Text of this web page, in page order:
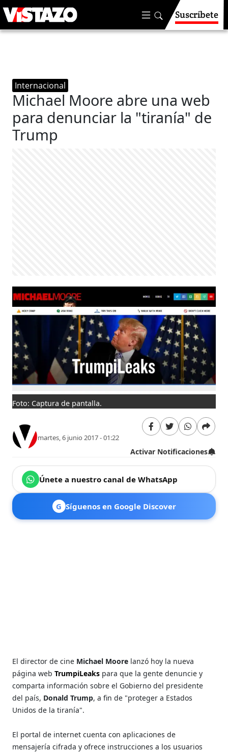
Suscríbete
Internacional
Michael Moore abre una web
para denunciar la "tiranía" de
Trump
Foto: Captura de pantalla.
martes, 6 junio 2017 - 01:22
Activar Notificaciones
Únete a nuestro canal de WhatsApp
G Síguenos en Google Discover
El director de cine Michael Moore lanzó hoy la nueva
página webTrumpiLeaks para que la gente denuncie y
comparta información sobre el Gobierno del presidente
del país, Donald Trump, a fin de "proteger a Estados
Unidos de la tiranía".
El portal de internet cuenta con aplicaciones de
mensajería cifrada y ofrece instrucciones a los usuarios